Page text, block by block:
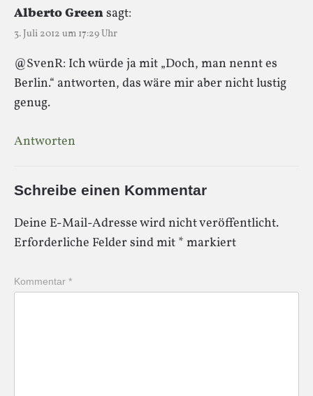
Alberto Greensagt:
3. Juli 2012 um 17:29 Uhr
@SvenR: Ich würde ja mit „Doch, man nennt es
Berlin.“ antworten, das wäre mir aber nicht lustig
genug.
Antworten
Schreibe einen Kommentar
Deine E-Mail-Adresse wird nicht veröffentlicht.
Erforderliche Felder sind mit * markiert
Kommentar *